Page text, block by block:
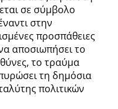
σε σύμβολο
στην
προσπάθειες
αποσιωπήσει το
το τραύμα
τη δημόσια
πολιτικών